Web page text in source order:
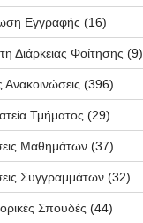
Εγγραφής (16)
Διάρκειας Φοίτησης (9)
Ανακοινώσεις (396)
Τμήματος (29)
Μαθημάτων(37)
Συγγραμμάτων(32)
Σπουδές (44)